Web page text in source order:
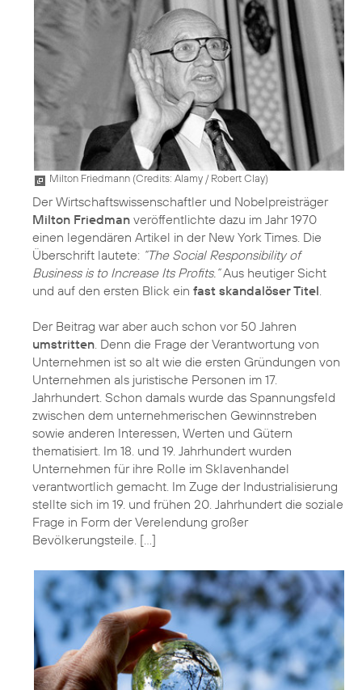
Milton Friedmann (Credits: Alamy / Robert Clay)
Der Wirtschaftswissenschaftler und Nobelpreisträger
Milton Friedman veröffentlichte dazu im Jahr 1970
einen legendären Artikel in der New York Times. Die
Überschrift lautete: “The Social Responsibility of
Business is to Increase Its Profits.“Aus heutiger Sicht
und auf den ersten Blick ein fast skandalöser Titel.
Der Beitrag war aber auch schon vor 50 Jahren
umstritten. Denn die Frage der Verantwortung von
Unternehmen ist so alt wie die ersten Gründungen von
Unternehmen als juristische Personen im 17.
Jahrhundert. Schon damals wurde das Spannungsfeld
zwischen dem unternehmerischen Gewinnstreben
sowie anderen Interessen, Werten und Gütern
thematisiert. Im 18. und 19. Jahrhundert wurden
Unternehmen für ihre Rolle im Sklavenhandel
verantwortlich gemacht. Im Zuge der Industrialisierung
stellte sich im 19. und frühen 20. Jahrhundert die soziale
Frage in Form der Verelendung großer
Bevölkerungsteile. […]